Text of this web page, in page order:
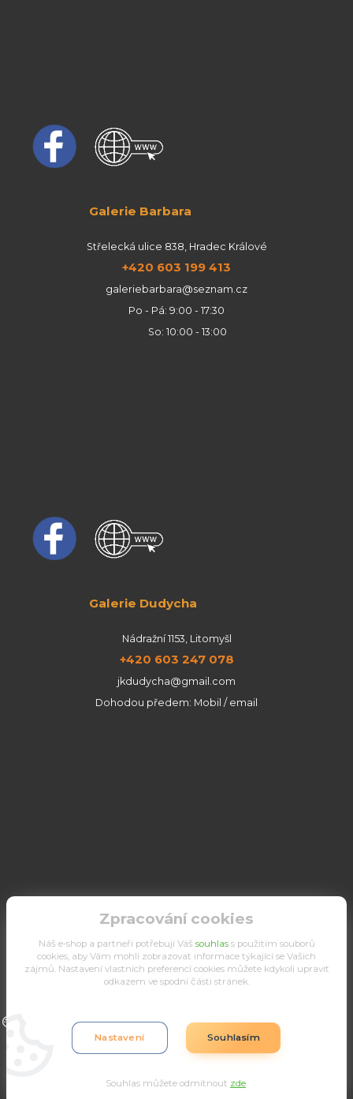
Galerie Barbara
Střelecká ulice 838, Hradec Králové
+420 603 199 413
galeriebarbara@seznam.cz
Po - Pá: 9:00 - 17:30
So: 10:00 - 13:00
Galerie Dudycha
Nádražní 1153, Litomyšl
+420 603 247 078
jkdudycha@gmail.com
Dohodou předem: Mobil / email
Upravit sběr cookies.
Eshop-rychle.cz
Zpracování cookies
Náš e-shop a partneři potřebují Váš souhlass použitím souborů
cookies, aby Vám mohli zobrazovat informace týkající se Vašich
zájmů. Nastavení vlastních preferencí cookies můžete kdykoli upravit
odkazem ve spodní části stránek.
Nastavení Souhlasím
Souhlas můžete odmítnout zde.